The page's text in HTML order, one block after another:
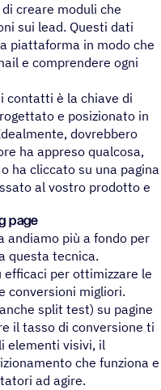
creare moduli che
sui lead. Questi dati
piattaforma in modo che
e comprendere ogni
contatti è la chiave di
e posizionato in
dovrebbero
ha appreso qualcosa,
ha cliccato su una pagina
al vostro prodotto e
page
andiamo più a fondo per
questa tecnica.
per ottimizzare le
conversioni migliori.
split test) su pagine
il tasso di conversione ti
elementi visivi, il
che funziona e
ad agire.